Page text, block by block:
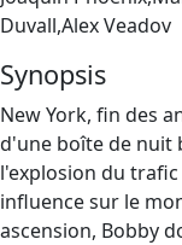
Duvall,Alex Veadov
Synopsis
New York, fin des
d'une boîte de nuit
l'explosion du
influence sur le
ascension, Bobby